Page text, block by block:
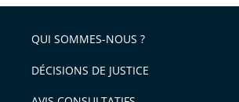
l'article
pour
QUI SOMMES-NOUS ?
DÉCISIONS DE JUSTICE